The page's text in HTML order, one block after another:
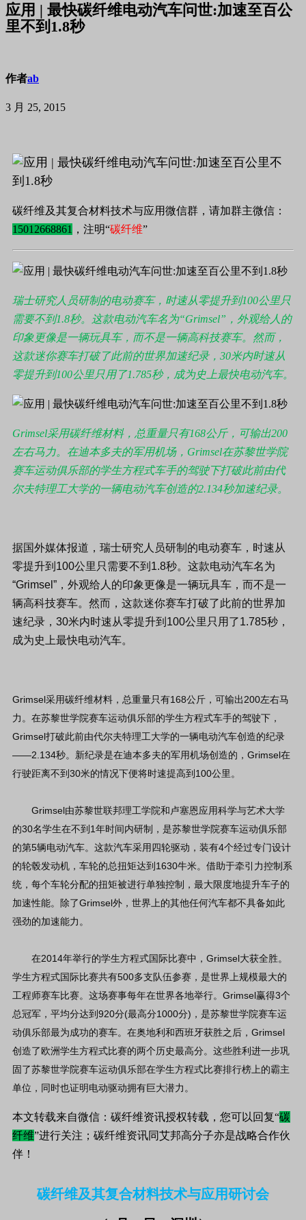
应用 | 最快碳纤维电动汽车问世:加速至百公
里不到1.8秒
作者ab
3 月 25, 2015
碳纤维及其复合材料技术与应用微信群，请加群主微信：
15012668861 ，注明“碳纤维”
瑞士研究人员研制的电动赛车，时速从零提升到100公里只
需要不到1.8秒。这款电动汽车名为“Grimsel”，外观给人的
印象更像是一辆玩具车，而不是一辆高科技赛车。然而，
这款迷你赛车打破了此前的世界加速纪录，30米内时速从
零提升到100公里只用了1.785秒，成为史上最快电动汽车。
Grimsel采用碳纤维材料，总重量只有168公斤，可输出200
左右马力。在迪本多夫的军用机场，Grimsel在苏黎世学院
赛车运动俱乐部的学生方程式车手的驾驶下打破此前由代
尔夫特理工大学的一辆电动汽车创造的2.134秒加速纪录。
据国外媒体报道，瑞士研究人员研制的电动赛车，时速从
零提升到100公里只需要不到1.8秒。这款电动汽车名为
“Grimsel”，外观给人的印象更像是一辆玩具车，而不是一
辆高科技赛车。然而，这款迷你赛车打破了此前的世界加
速纪录，30米内时速从零提升到100公里只用了1.785秒，
成为史上最快电动汽车。
Grimsel采用碳纤维材料，总重量只有168公斤，可输出200左右马
力。在苏黎世学院赛车运动俱乐部的学生方程式车手的驾驶下，
Grimsel打破此前由代尔夫特理工大学的一辆电动汽车创造的纪录
——2.134秒。新纪录是在迪本多夫的军用机场创造的，Grimsel在
行驶距离不到30米的情况下便将时速提高到100公里。
Grimsel由苏黎世联邦理工学院和卢塞恩应用科学与艺术大学
的30名学生在不到1年时间内研制，是苏黎世学院赛车运动俱乐部
的第5辆电动汽车。这款汽车采用四轮驱动，装有4个经过专门设计
的轮毂发动机，车轮的总扭矩达到1630牛米。借助于牵引力控制系
统，每个车轮分配的扭矩被进行单独控制，最大限度地提升车子的
加速性能。除了Grimsel外，世界上的其他任何汽车都不具备如此
强劲的加速能力。
在2014年举行的学生方程式国际比赛中，Grimsel大获全胜。
学生方程式国际比赛共有500多支队伍参赛，是世界上规模最大的
工程师赛车比赛。这场赛事每年在世界各地举行。Grimsel赢得3个
总冠军，平均分达到920分(最高分1000分)，是苏黎世学院赛车运
动俱乐部最为成功的赛车。在奥地利和西班牙获胜之后，Grimsel
创造了欧洲学生方程式比赛的两个历史最高分。这些胜利进一步巩
固了苏黎世学院赛车运动俱乐部在学生方程式比赛排行榜上的霸主
单位，同时也证明电动驱动拥有巨大潜力。
本文转载来自微信：碳纤维资讯授权转载，您可以回复“碳
纤维”进行关注；碳纤维资讯同艾邦高分子亦是战略合作伙
伴！
碳纤维及其复合材料技术与应用研讨会